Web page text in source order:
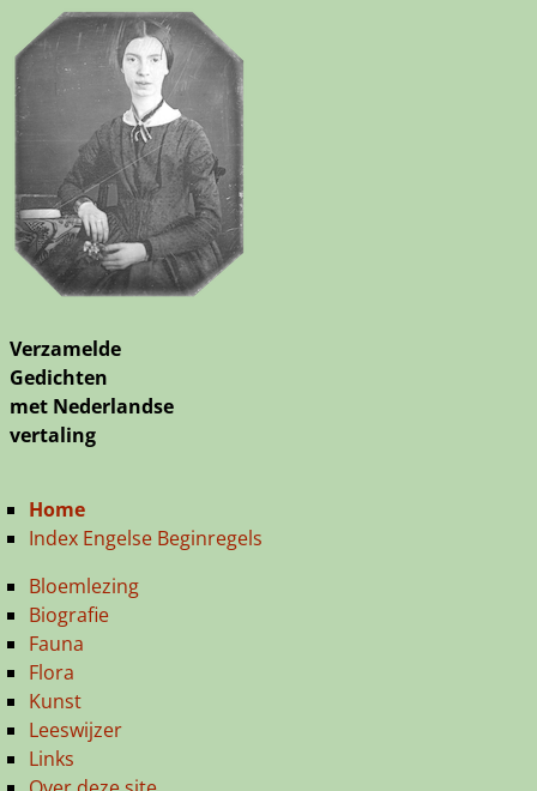
Verzamelde
Gedichten
met Nederlandse
vertaling
Home
Index Engelse Beginregels
Bloemlezing
Biografie
Fauna
Flora
Kunst
Leeswijzer
Links